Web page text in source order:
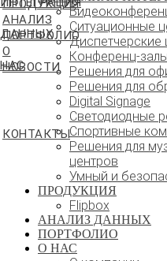
ПРОДУКЦИЯ
АНАЛИЗ
ДАННЫХ
ПОРТФОЛИО
О
НАС
НОВОСТИ
КОНТАКТЫ
Ситуационные
Диспетчерские
Конференц-залы
Решения для
Решения для
Digital Signage
Светодиодные
Спортивные
Решения для
центров
Умный и
ПРОДУКЦИЯ
Flipbox
АНАЛИЗ ДАННЫХ
ПОРТФОЛИО
О НАС